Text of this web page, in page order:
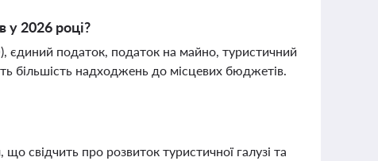
у 2026 році?
податок, податок на майно, туристичний
більшість надходжень до місцевих бюджетів.
свідчить про розвиток туристичної галузі та